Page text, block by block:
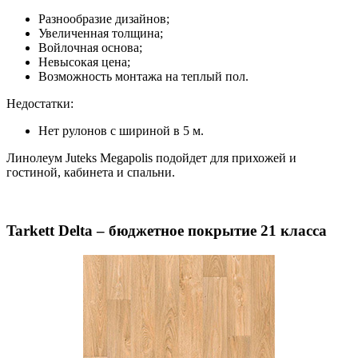
Разнообразие дизайнов;
Увеличенная толщина;
Войлочная основа;
Невысокая цена;
Возможность монтажа на теплый пол.
Недостатки:
Нет рулонов с шириной в 5 м.
Линолеум Juteks Megapolis подойдет для прихожей и
гостиной, кабинета и спальни.
Tarkett Delta – бюджетное покрытие 21 класса